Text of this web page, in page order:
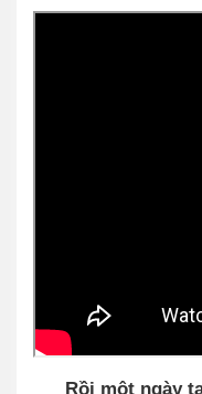
Rồi một ngày